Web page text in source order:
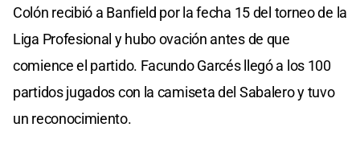
Colón recibió a Banfield por la fecha 15 del torneo de la
Liga Profesional y hubo ovación antes de que
comience el partido. Facundo Garcés llegó a los 100
partidos jugados con la camiseta del Sabalero y tuvo
un reconocimiento.